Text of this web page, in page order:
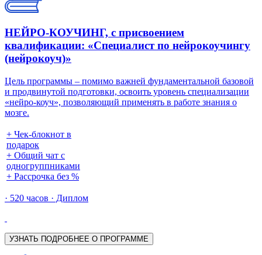
НЕЙРО-КОУЧИНГ, с присвоением
квалификации: «Специалист по нейрокоучингу
(нейрокоуч)»
Цель программы – помимо важней фундаментальной базовой
и продвинутой подготовки, освоить уровень специализации
«нейро-коуч», позволяющий применять в работе знания о
мозге.
+ Чек-блокнот в
подарок
+ Общий чат с
одногруппниками
+ Рассрочка без %
· 520 часов · Диплом
УЗНАТЬ ПОДРОБНЕЕ О ПРОГРАММЕ